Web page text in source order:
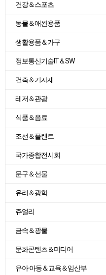
건강＆스포츠
동물＆애완용품
생활용품＆가구
정보통신기술IT＆SW
건축＆기자재
레저＆관광
식품＆음료
조선＆플랜트
국가종합전시회
문구＆선물
유리＆광학
쥬얼리
금속＆광물
문화콘텐츠＆미디어
유아·아동＆교육＆임산부